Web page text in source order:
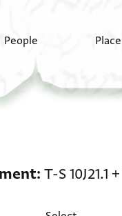
People
T-S 10J21.1 +